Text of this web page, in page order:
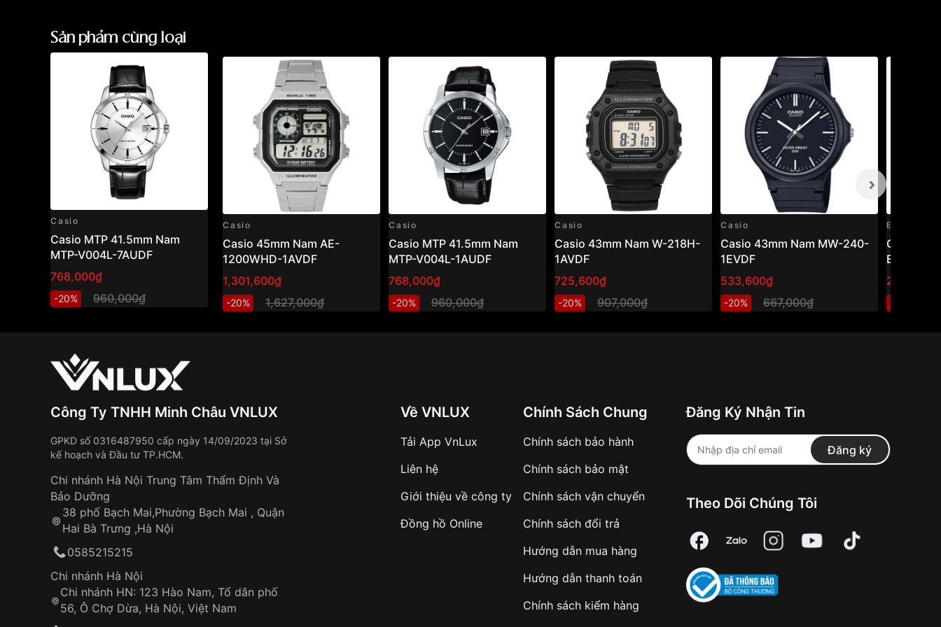
Sản phẩm cùng loại
Casio
Casio MTP 41.5mm Nam
MTP-V004L-7AUDF
768,000₫
-20% 960,000₫
Casio
Casio 45mm Nam AE-
1200WHD-1AVDF
1,301,600₫
-20% 1,627,000₫
Casio
Casio MTP 41.5mm Nam
MTP-V004L-1AUDF
768,000₫
-20% 960,000₫
Casio
Casio 43mm Nam W-218H-
1AVDF
725,600₫
-20% 907,000₫
Casio
Casio 43mm Nam MW-240-
1EVDF
533,600₫
-20% 667,000₫
Edifice
Casio
EFR-
Công Ty TNHH Minh Châu VNLUX
GPKD số 0316487950 cấp ngày 14/09/2023 tại Sở
kế hoạch và Đầu tư TP.HCM.
Chi nhánh Hà Nội Trung Tâm Thẩm Định Và
Bảo Dưỡng
38 phố Bạch Mai,Phường Bạch Mai , Quận
Hai Bà Trưng ,Hà Nội
0585215215
Chi nhánh Hà Nội
Chi nhánh HN: 123 Hào Nam, Tổ dân phố
56, Ô Chợ Dừa, Hà Nội, Việt Nam
Về VNLUX
Tải App VnLux
Liên hệ
Giới thiệu về công ty
Đồng hồ Online
Chính Sách Chung
Chính sách bảo hành
Chính sách bảo mật
Chính sách vận chuyển
Chính sách đổi trả
Hướng dẫn mua hàng
Hướng dẫn thanh toán
Chính sách kiểm hàng
Đăng Ký Nhận Tin
Đăng ký
Theo Dõi Chúng Tôi